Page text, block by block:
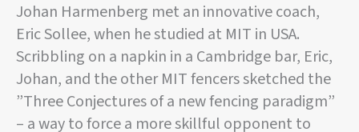
Johan Harmenberg met an innovative coach,
Eric Sollee, when he studied at MIT in USA.
Scribbling on a napkin in a Cambridge bar, Eric,
Johan, and the other MIT fencers sketched the
”Three Conjectures of a new fencing paradigm”
– a way to force a more skillful opponent to